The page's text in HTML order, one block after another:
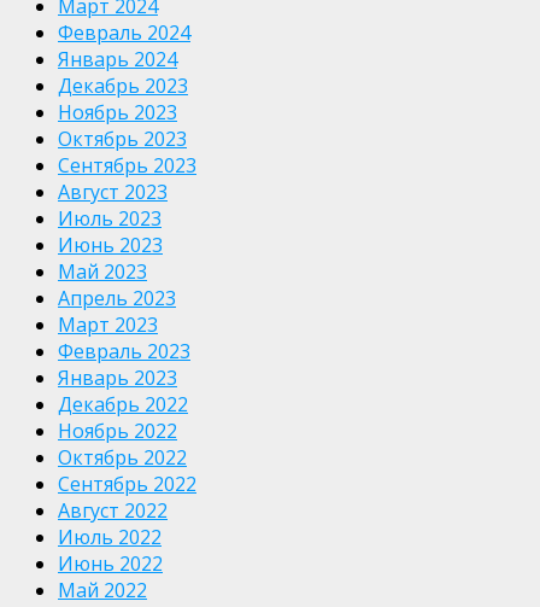
Март 2024
Февраль 2024
Январь 2024
Декабрь 2023
Ноябрь 2023
Октябрь 2023
Сентябрь 2023
Август 2023
Июль 2023
Июнь 2023
Май 2023
Апрель 2023
Март 2023
Февраль 2023
Январь 2023
Декабрь 2022
Ноябрь 2022
Октябрь 2022
Сентябрь 2022
Август 2022
Июль 2022
Июнь 2022
Май 2022